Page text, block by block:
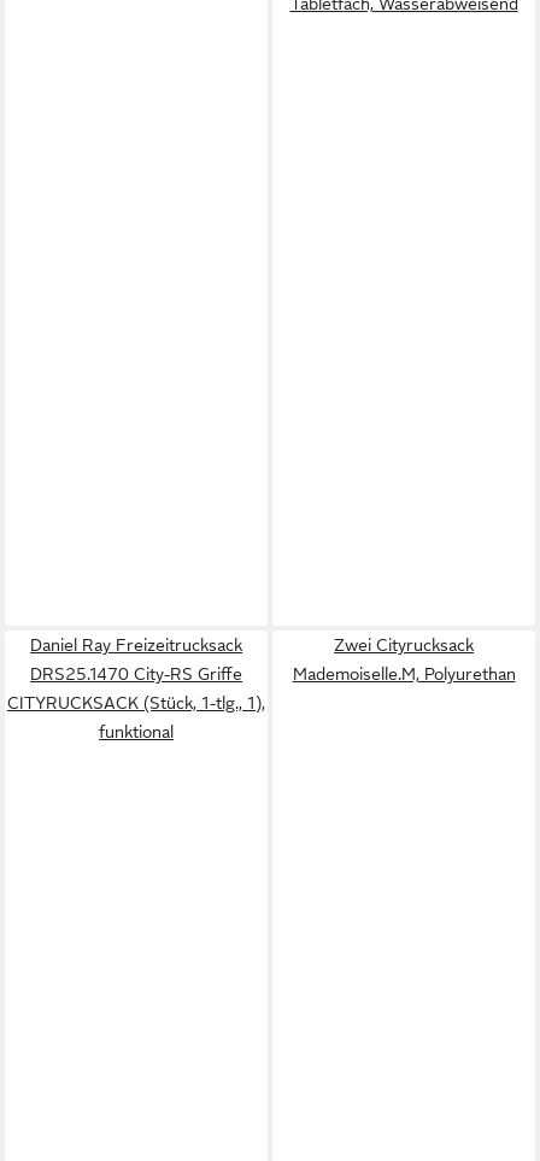
Daniel Ray Freizeitrucksack
DRS25.1470 City-RS Griffe
CITYRUCKSACK (Stück, 1-tlg., 1),
funktional
Zwei Cityrucksack
Mademoiselle.M, Polyurethan